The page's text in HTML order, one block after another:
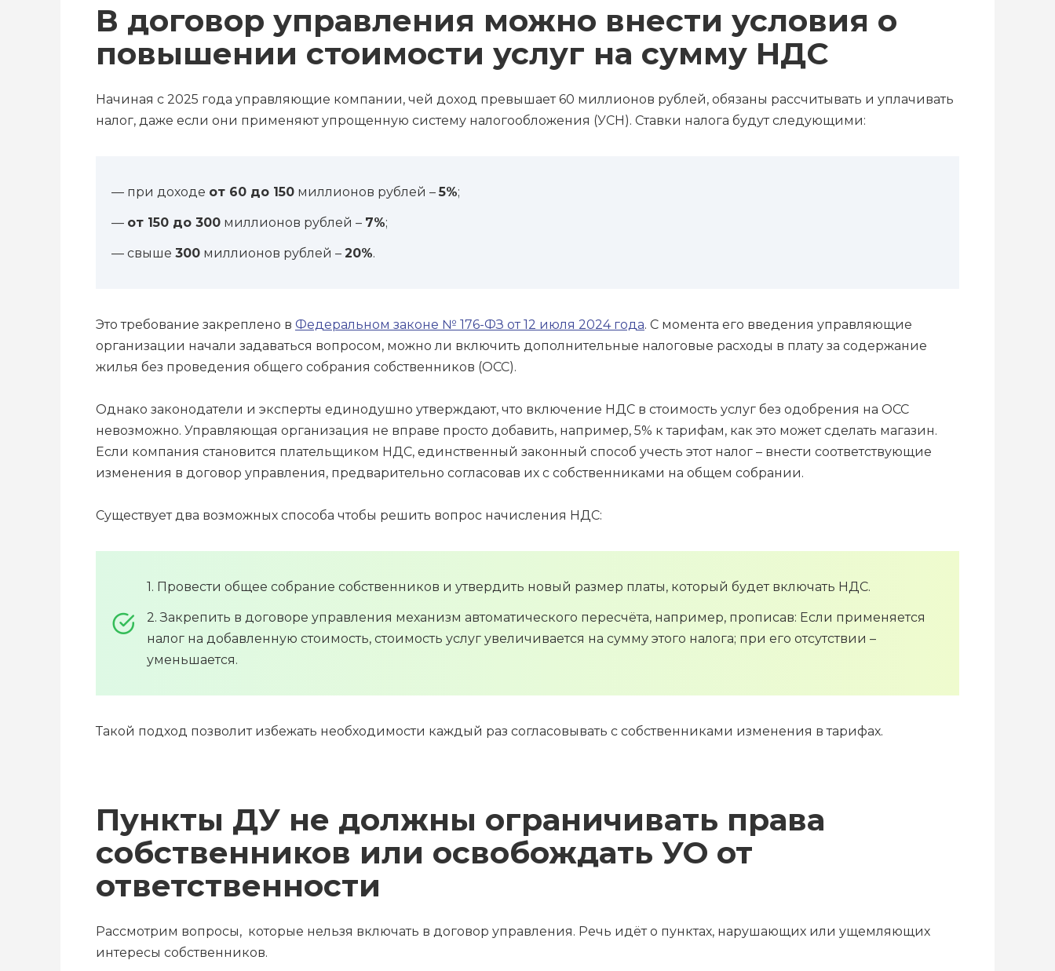
В договор управления можно внести условия о
повышении стоимости услуг на сумму НДС
Начиная с 2025 года управляющие компании, чей доход превышает 60 миллионов рублей, обязаны рассчитывать и уплачивать
налог, даже если они применяют упрощенную систему налогообложения (УСН). Ставки налога будут следующими:
— при доходе от 60 до 150 миллионов рублей –5%;
— от 150 до 300 миллионов рублей – 7%;
— свыше 300 миллионов рублей – 20%.
Это требование закреплено в Федеральном законе № 176-ФЗ от 12 июля 2024 года. С момента его введения управляющие
организации начали задаваться вопросом, можно ли включить дополнительные налоговые расходы в плату за содержание
жилья без проведения общего собрания собственников (ОСС).
Однако законодатели и эксперты единодушно утверждают, что включение НДС в стоимость услуг без одобрения на ОСС
невозможно. Управляющая организация не вправе просто добавить, например, 5% к тарифам, как это может сделать магазин.
Если компания становится плательщиком НДС, единственный законный способ учесть этот налог – внести соответствующие
изменения в договор управления, предварительно согласовав их с собственниками на общем собрании.
Существует два возможных способа чтобы решить вопрос начисления НДС:
1. Провести общее собрание собственников и утвердить новый размер платы, который будет включать НДС.
2. Закрепить в договоре управления механизм автоматического пересчёта, например, прописав: Если применяется
налог на добавленную стоимость, стоимость услуг увеличивается на сумму этого налога; при его отсутствии –
уменьшается.
Такой подход позволит избежать необходимости каждый раз согласовывать с собственниками изменения в тарифах.
Пункты ДУ не должны ограничивать права
собственников или освобождать УО от
ответственности
Рассмотрим вопросы, которые нельзя включать в договор управления. Речь идёт о пунктах, нарушающих или ущемляющих
интересы собственников.